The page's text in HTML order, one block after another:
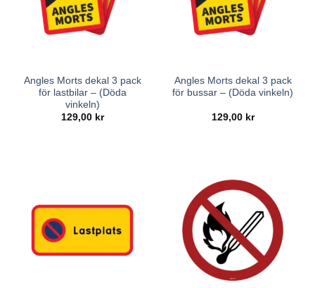
Angles Morts dekal 3 pack
för lastbilar – (Döda
vinkeln)
129,00 kr
Angles Morts dekal 3 pack
för bussar – (Döda vinkeln)
129,00 kr